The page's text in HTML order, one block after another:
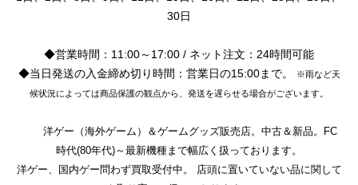
30日
◆営業時間：11:00～17:00 / ネット注文：24時間可能
◆当日発送の入金締め切り時間：営業日の15:00まで。
※雨など天
候状況によっては商品保護の観点から、発送を遅らせる場合がございます。
洋ゲー（海外ゲーム）＆ゲームグッズ販売店。中古＆新品。FC
時代(80年代)～最新機種まで幅広く扱っております。
洋ゲー、国内ゲー問わず買取受付中。 店頭に置いていない品に関して